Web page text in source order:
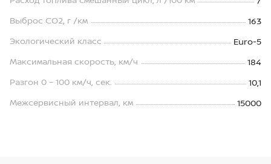
Выброс СО2, г /км
163
Экологический класс
Euro-5
Максимальная скорость, км/ч
184
Разгон 0 – 100 км/ч, сек.
10,1
Межсервисный интервал, км
15000